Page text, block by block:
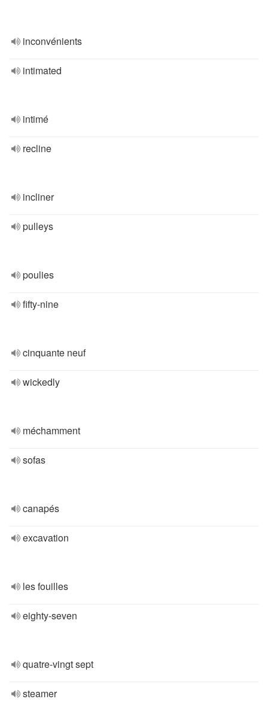
inconvénients
intimated
intimé
recline
incliner
pulleys
poulies
fifty-nine
cinquante neuf
wickedly
méchamment
sofas
canapés
excavation
les fouilles
eighty-seven
quatre-vingt sept
steamer